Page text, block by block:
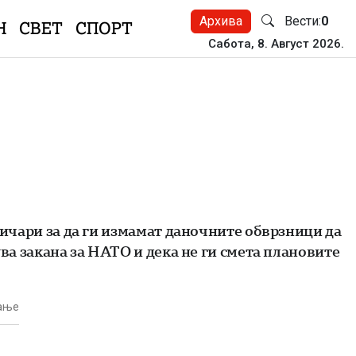
СВЕТ СПОРТ Архива Вести:0
Сабота, 8. Август 2026.
за да ги измамат даночните обврзници да
закана за НАТО и дека не ги смета плановите